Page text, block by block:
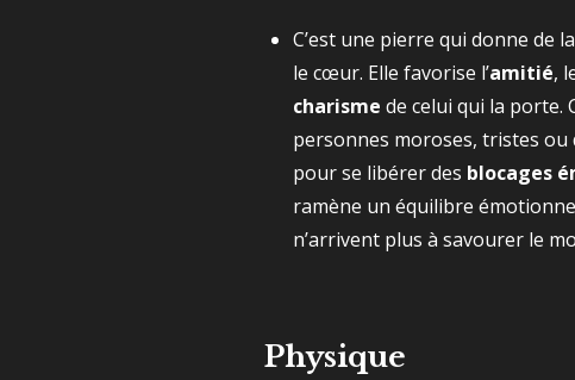
C’est une pierre qui donne de
le cœur. Elle favorise l’amitié,
charisme de celui qui la porte.
personnes moroses, tristes ou
pour se libérer des blocages
ramène un équilibre
n’arrivent plus à savourer le
Physique